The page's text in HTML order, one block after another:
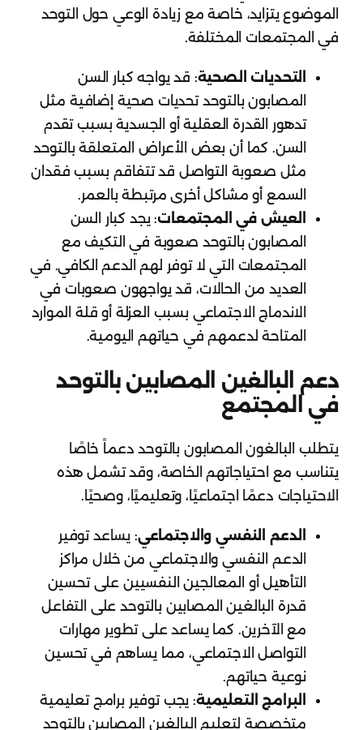
الموضوع يتزايد، خاصة مع زيادة الوعي حول التوحد
في المجتمعات المختلفة.
التحديات الصحية: قد يواجه كبار السن
المصابون بالتوحد تحديات صحية إضافية مثل
تدهور القدرة العقلية أو الجسدية بسبب تقدم
السن. كما أن بعض الأعراض المتعلقة بالتوحد
مثل صعوبة التواصل قد تتفاقم بسبب فقدان
السمع أو مشاكل أخرى مرتبطة بالعمر.
العيش في المجتمعات: يجد كبار السن
المصابون بالتوحد صعوبة في التكيف مع
المجتمعات التي لا توفر لهم الدعم الكافي. في
العديد من الحالات، قد يواجهون صعوبات في
الاندماج الاجتماعي بسبب العزلة أو قلة الموارد
المتاحة لدعمهم في حياتهم اليومية.
دعم البالغين المصابين بالتوحد
في المجتمع
يتطلب البالغون المصابون بالتوحد دعماً خاصًا
يتناسب مع احتياجاتهم الخاصة، وقد تشمل هذه
الاحتياجات دعمًا اجتماعيًا، وتعليميًا، وصحيًا.
الدعم النفسي والاجتماعي: يساعد توفير
الدعم النفسي والاجتماعي من خلال مراكز
التأهيل أو المعالجين النفسيين على تحسين
قدرة البالغين المصابين بالتوحد على التفاعل
مع الآخرين. كما يساعد على تطوير مهارات
التواصل الاجتماعي، مما يساهم في تحسين
نوعية حياتهم.
البرامج التعليمية: يجب توفير برامج تعليمية
متخصصة لتعليم البالغين المصابين بالتوحد